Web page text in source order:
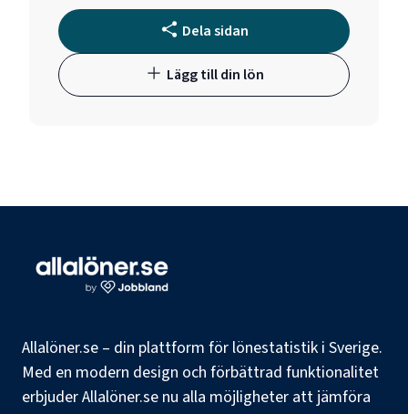
Dela sidan
Lägg till din lön
Allalöner.se – din plattform för lönestatistik i Sverige.
Med en modern design och förbättrad funktionalitet
erbjuder Allalöner.se nu alla möjligheter att jämföra